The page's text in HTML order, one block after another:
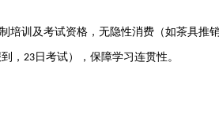
培训及考试资格，无隐性消费（如茶具推销
， 23 日考试），保障学习连贯性‌。